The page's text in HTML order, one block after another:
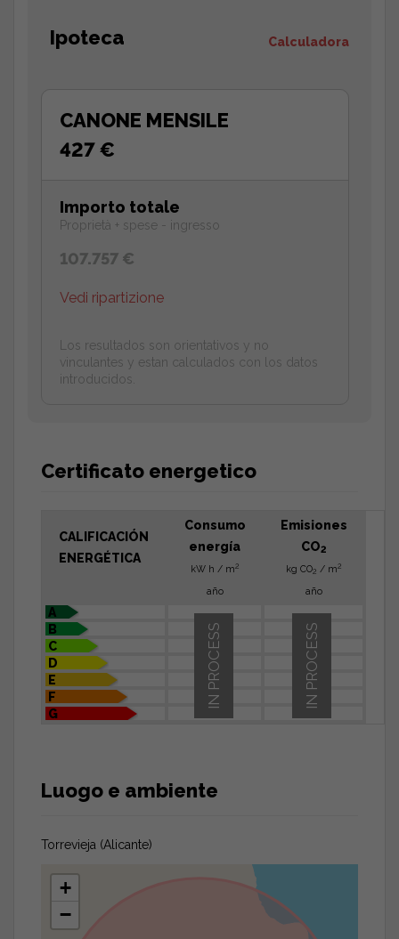
Ipoteca Calculadora
CANONE MENSILE
427 €
Importo totale
Proprietà + spese - ingresso
107.757 €
Vedi ripartizione
Los resultados son orientativos y no
vinculantes y estan calculados con los datos
introducidos.
Certificato energetico
CALIFICACIÓN
ENERGÉTICA
Consumo
energía
kW h / m2
año
Emisiones
CO2
kg CO2 / m2
año
A
B
C
D
E
F
G
IN PROCESS
IN PROCESS
Luogo e ambiente
Torrevieja (Alicante)
+
−